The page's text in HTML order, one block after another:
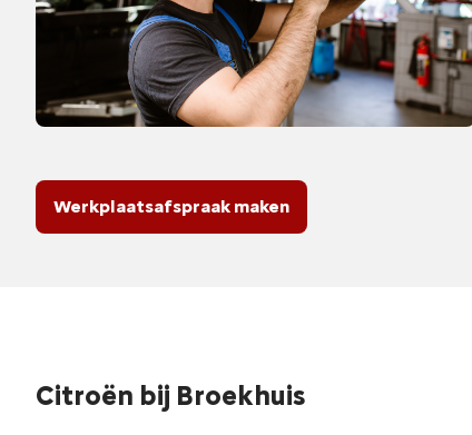
Werkplaatsafspraak maken
Citroën bij Broekhuis